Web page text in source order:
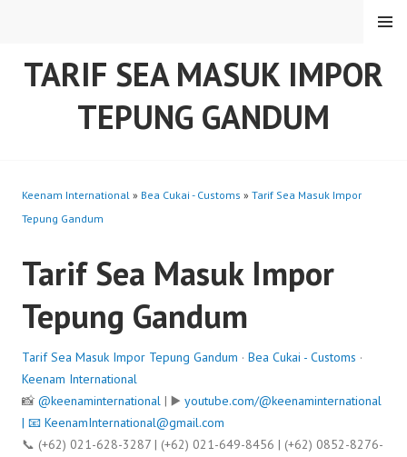
TARIF SEA MASUK IMPOR
TEPUNG GANDUM
MENU
Keenam International » Bea Cukai - Customs » Tarif Sea Masuk Impor
Tepung Gandum
Tarif Sea Masuk Impor
Tepung Gandum
Tarif Sea Masuk Impor Tepung Gandum · Bea Cukai - Customs ·
Keenam International
📸 @keenaminternational | ▶️ youtube.com/@keenaminternational
| 📧 KeenamInternational@gmail.com
📞 (+62) 021-628-3287 | (+62) 021-649-8456 | (+62) 0852-8276-